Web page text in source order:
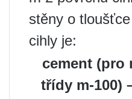
stěny o
cihly je:
cement (pro
třídy m-100)